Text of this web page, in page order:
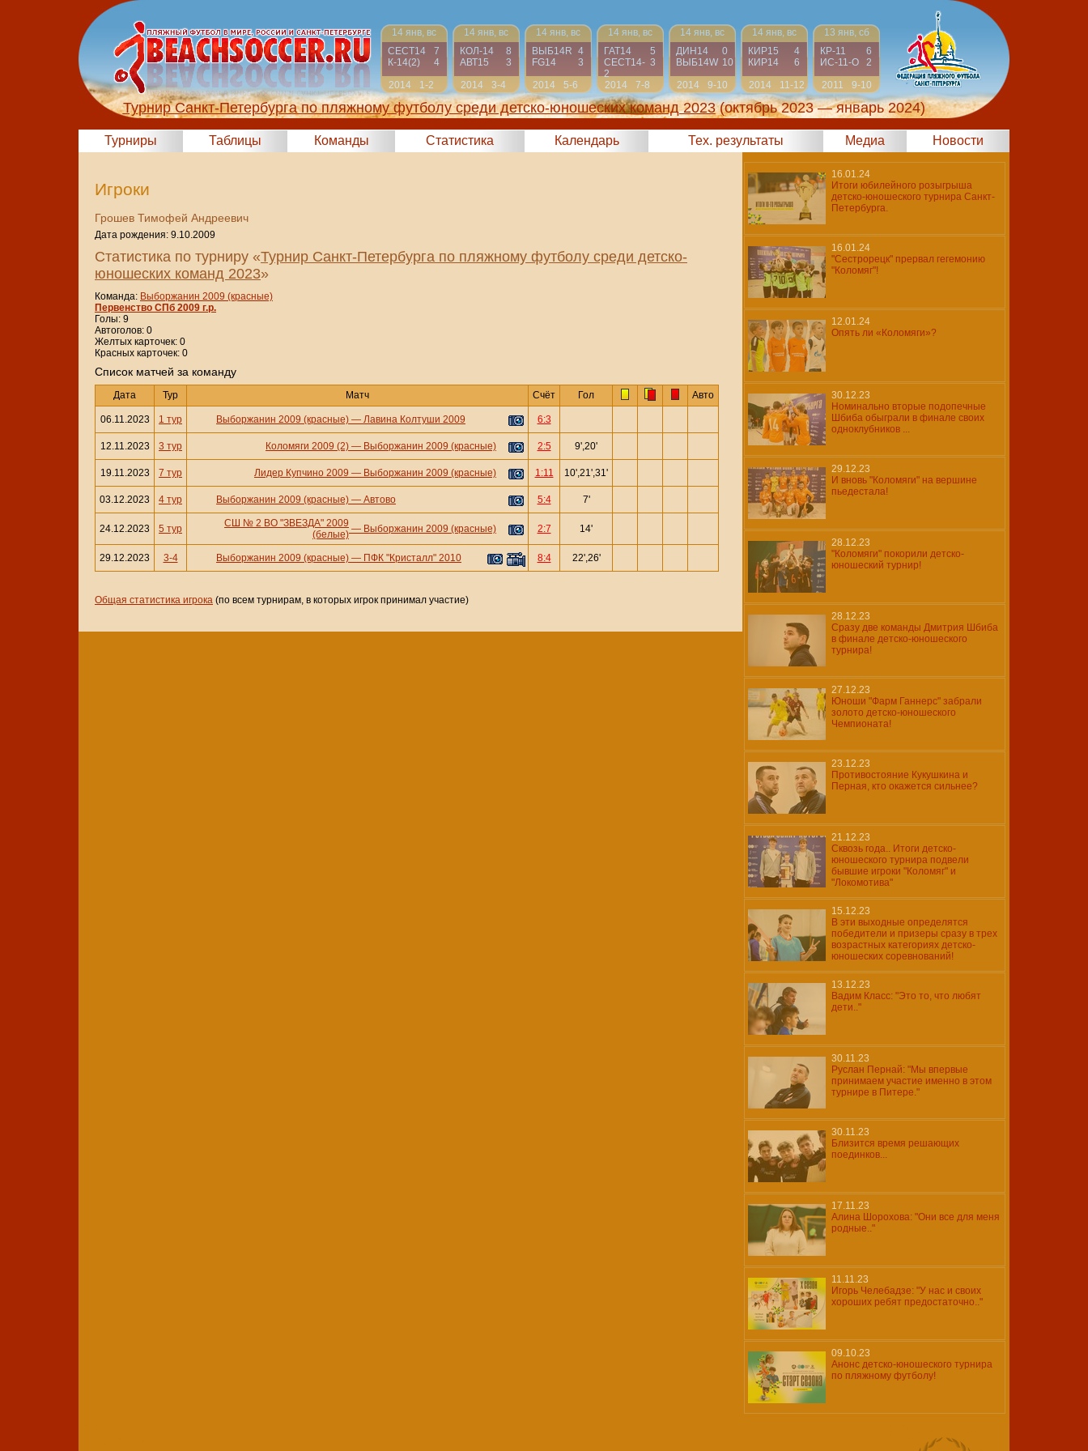
14 янв, вс
СЕСТ14
7
К-14(2)
4
2014
1-2
14 янв, вс
КОЛ-14
8
АВТ15
3
2014
3-4
14 янв, вс
ВЫБ14R 4
FG14
3
2014
5-6
14 янв, вс
ГАТ14
5
СЕСТ14-
2
3
2014
7-8
14 янв, вс
ДИН14
0
ВЫБ14W 10
2014
9-10
14 янв, вс
КИР15
4
КИР14
6
2014
11-12
13 янв, сб
КР-11
6
ИС-11-О
2
2011
9-10
Турнир Санкт-Петербурга по пляжному футболу среди детско-юношеских команд 2023 (октябрь 2023 — январь 2024)
Турниры Таблицы Команды Статистика Календарь Тех. результаты Медиа Новости
Игроки
Грошев Тимофей Андреевич
Дата рождения: 9.10.2009
Статистика по турниру «Турнир Санкт-Петербурга по пляжному футболу среди детско-
юношеских команд 2023»
Команда: Выборжанин 2009 (красные)
Первенство СПб 2009 г.р.
Голы: 9
Автоголов: 0
Желтых карточек: 0
Красных карточек: 0
Cписок матчей за команду
Дата Тур Матч Счёт Гол Авто
06.11.2023 1 тур Выборжанин 2009 (красные) — Лавина Колтуши 2009 6:3
12.11.2023 3 тур Коломяги 2009 (2) — Выборжанин 2009 (красные) 2:5 9',20'
19.11.2023 7 тур Лидер Купчино 2009 — Выборжанин 2009 (красные) 1:11 10',21',31'
03.12.2023 4 тур Выборжанин 2009 (красные) — Автово 5:4 7'
24.12.2023 5 тур
СШ № 2 ВО "ЗВЕЗДА" 2009
(белые) — Выборжанин 2009 (красные) 2:7 14'
29.12.2023 3-4 Выборжанин 2009 (красные) — ПФК "Кристалл" 2010 8:4 22',26'
Общая статистика игрока (по всем турнирам, в которых игрок принимал участие)
16.01.24
Итоги юбилейного розыгрыша
детско-юношеского турнира Санкт-
Петербурга.
16.01.24
"Сестрорецк" прервал гегемонию
"Коломяг"!
12.01.24
Опять ли «Коломяги»?
30.12.23
Номинально вторые подопечные
Шбиба обыграли в финале своих
одноклубников ...
29.12.23
И вновь "Коломяги" на вершине
пьедестала!
28.12.23
"Коломяги" покорили детско-
юношеский турнир!
28.12.23
Сразу две команды Дмитрия Шбиба
в финале детско-юношеского
турнира!
27.12.23
Юноши "Фарм Ганнерс" забрали
золото детско-юношеского
Чемпионата!
23.12.23
Противостояние Кукушкина и
Перная, кто окажется сильнее?
21.12.23
Сквозь года.. Итоги детско-
юношеского турнира подвели
бывшие игроки "Коломяг" и
"Локомотива"
15.12.23
В эти выходные определятся
победители и призеры сразу в трех
возрастных категориях детско-
юношеских соревнований!
13.12.23
Вадим Класс: "Это то, что любят
дети.."
30.11.23
Руслан Пернай: "Мы впервые
принимаем участие именно в этом
турнире в Питере."
30.11.23
Близится время решающих
поединков...
17.11.23
Алина Шорохова: "Они все для меня
родные.."
11.11.23
Игорь Челебадзе: "У нас и своих
хороших ребят предостаточно.."
09.10.23
Анонс детско-юношеского турнира
по пляжному футболу!